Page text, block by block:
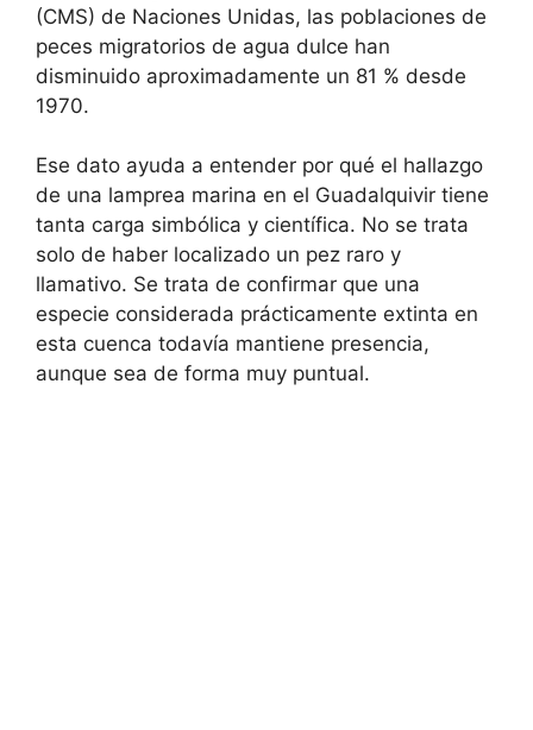
(CMS) de Naciones Unidas, las poblaciones de
peces migratorios de agua dulce han
disminuido aproximadamente un 81 % desde
1970.
Ese dato ayuda a entender por qué el hallazgo
de una lamprea marina en el Guadalquivir tiene
tanta carga simbólica y científica. No se trata
solo de haber localizado un pez raro y
llamativo. Se trata de confirmar que una
especie considerada prácticamente extinta en
esta cuenca todavía mantiene presencia,
aunque sea de forma muy puntual.